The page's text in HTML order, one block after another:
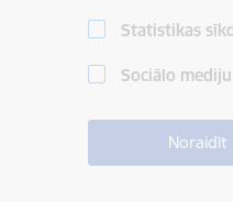
Statistikas
Sociālo
Noraidīt